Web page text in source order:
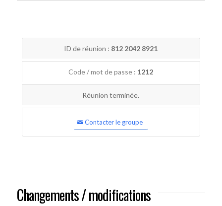
ID de réunion : 812 2042 8921
Code / mot de passe : 1212
Réunion terminée.
Contacter le groupe
Changements / modifications